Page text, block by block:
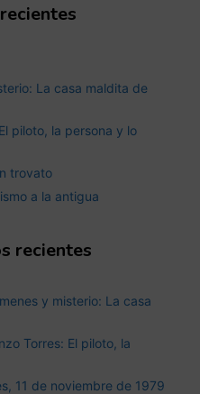
La casa maldita de
piloto, la persona y lo
trovato
a la antigua
recientes
y misterio: La casa
Torres: El piloto, la
11 de noviembre de 1979